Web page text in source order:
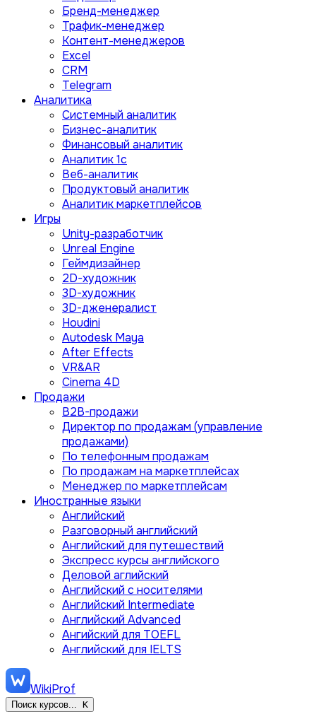
Бренд-менеджер
Трафик-менеджер
Контент-менеджеров
Excel
CRM
Telegram
Аналитика
Системный аналитик
Бизнес-аналитик
Финансовый аналитик
Aналитик 1с
Веб-аналитик
Продуктовый аналитик
Аналитик маркетплейсов
Игры
Unity-разработчик
Unreal Engine
Геймдизайнер
2D-художник
3D-художник
3D-дженералист
Houdini
Autodesk Maya
After Effects
VR&AR
Cinema 4D
Продажи
B2B-продажи
Директор по продажам (управление
продажами)
По телефонным продажам
По продажам на маркетплейсах
Менеджер по маркетплейсам
Иностранные языки
Английский
Разговорный английский
Английский для путешествий
Экспресс курсы английского
Деловой аглийский
Английский с носителями
Английский Intermediate
Английский Advanced
Ангийский для TOEFL
Английский для IELTS
WikiProf
Поиск курсов... K